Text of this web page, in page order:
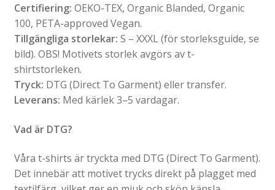
Certifiering: OEKO-TEX, Organic Blanded, Organic
100, PETA-approved Vegan.
Tillgängliga storlekar: S – XXXL (för storleksguide, se
bild). OBS! Motivets storlek avgörs av t-
shirtstorleken.
Tryck: DTG (Direct To Garment) eller transfer.
Leverans: Med kärlek 3–5 vardagar.
Vad är DTG?
Våra t-shirts är tryckta med DTG (Direct To Garment).
Det innebär att motivet trycks direkt på plagget med